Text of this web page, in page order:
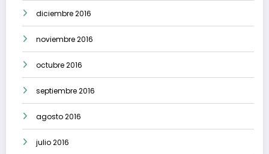
diciembre 2016
noviembre 2016
octubre 2016
septiembre 2016
agosto 2016
julio 2016